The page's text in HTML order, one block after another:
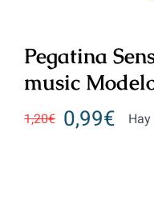
Pegatina
music
1,20€ 0,99€